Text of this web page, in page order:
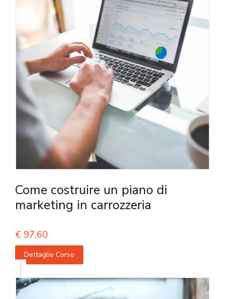
Come costruire un piano di
marketing in carrozzeria
€ 97,60
Dettaglio Corso